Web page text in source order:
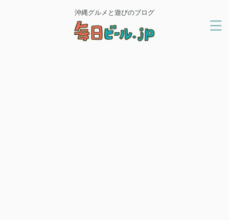
沖縄グルメと遊びのブログ